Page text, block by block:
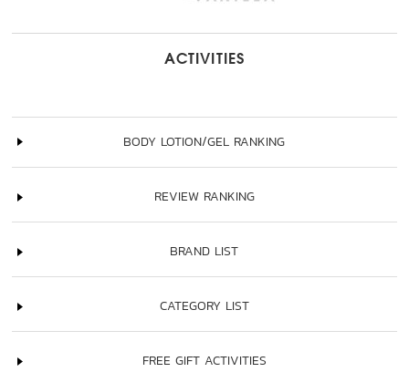
ACTIVITIES
BODY LOTION/GEL RANKING
REVIEW RANKING
BRAND LIST
CATEGORY LIST
FREE GIFT ACTIVITIES